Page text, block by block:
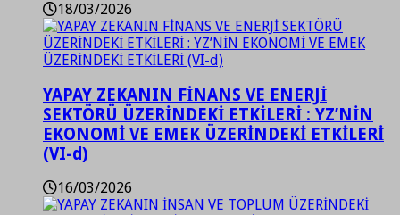
18/03/2026
YAPAY ZEKANIN FİNANS VE ENERJİ
SEKTÖRÜ ÜZERİNDEKİ ETKİLERİ : YZ’NİN
EKONOMİ VE EMEK ÜZERİNDEKİ ETKİLERİ
(VI-d)
16/03/2026